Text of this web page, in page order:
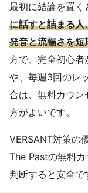
最初に結論を置
に話すと詰まる
発音と流暢さを
方で、完全初心者
や、毎週3回のレ
合は、無料カウン
方がよいです。
VERSANT対策の
The Pastの無料
判断すると安全で